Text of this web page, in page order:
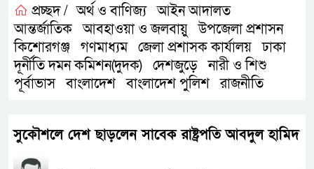
প্রচ্ছদ / অর্থ ও বাণিজ্য ,আইন আদালত
আন্তর্জাতিক ,আবহাওয়া ও জলবায়ু ,উপজেলা প্রশাসন
কিশোরগঞ্জ গণমাধ্যম জেলা প্রশাসক কার্যালয় ,ঢাকা
দূর্নীতি দমন কমিশন(দুদক) দেশজুড়ে ,নারী ও শিশু
পূর্বাভাস ,বাংলাদেশ ,বাংলাদেশ পুলিশ ,রাজনীতি
সুকৌশলে দেশ ছাড়লেন সাবেক রাষ্ট্রপতি আবদুল হামিদ